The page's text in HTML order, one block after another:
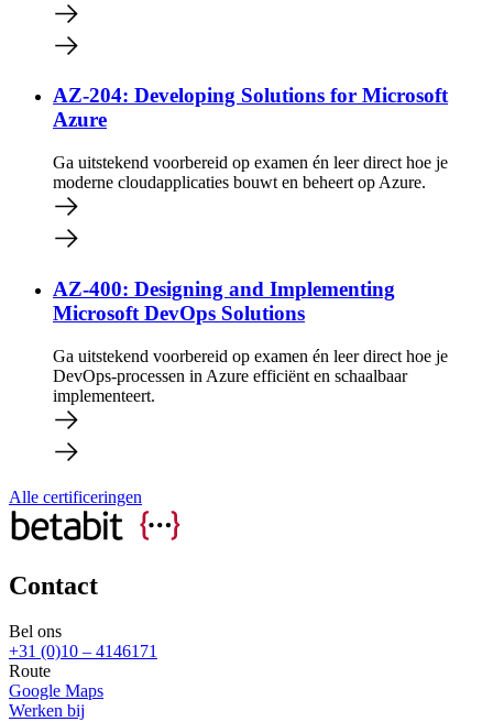
AZ-204: Developing Solutions for Microsoft
Azure
Ga uitstekend voorbereid op examen én leer direct hoe je
moderne cloudapplicaties bouwt en beheert op Azure.
AZ-400: Designing and Implementing
Microsoft DevOps Solutions
Ga uitstekend voorbereid op examen én leer direct hoe je
DevOps-processen in Azure efficiënt en schaalbaar
implementeert.
Alle certificeringen
Contact
Bel ons
+31 (0)10 – 4146171
Route
Google Maps
Werken bij